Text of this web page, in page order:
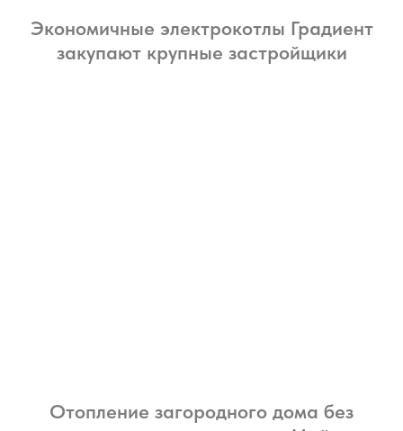
Экономичные электрокотлы Градиент
закупают крупные застройщики
Отопление загородного дома без